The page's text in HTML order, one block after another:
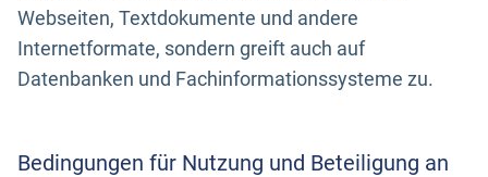
Webseiten, Textdokumente und andere
Internetformate, sondern greift auch auf
Datenbanken und Fachinformationssysteme zu.
Bedingungen für Nutzung und Beteiligung an